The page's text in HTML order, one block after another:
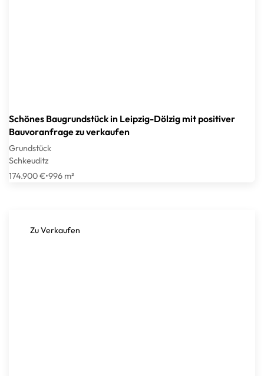
Schönes Baugrundstück in Leipzig-Dölzig mit positiver
Bauvoranfrage zu verkaufen
Grundstück
Schkeuditz
174.900 €•996 m²
Zu Verkaufen